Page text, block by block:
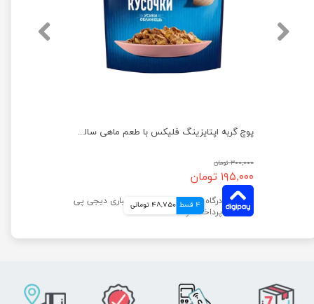
پوچ گربه اپتایزینگ فلیکس با طعم ماهی سالمون در ژله وزن 85 گرم
۳۰۰,۰۰۰ تومان
۱۹۵,۰۰۰ تومان
4 قسط 48,750 تومانی